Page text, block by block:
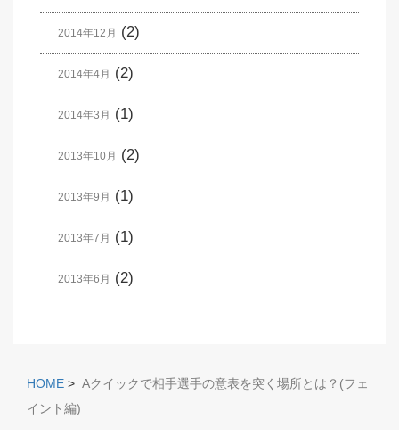
2014年12月 (2)
2014年4月 (2)
2014年3月 (1)
2013年10月 (2)
2013年9月 (1)
2013年7月 (1)
2013年6月 (2)
HOME > Aクイックで相手選手の意表を突く場所とは？(フェ
イント編)